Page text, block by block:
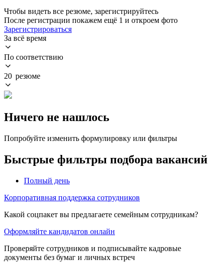
Чтобы видеть все резюме, зарегистрируйтесь
После регистрации покажем ещё 1 и откроем фото
Зарегистрироваться
За всё время
По соответствию
20 резюме
Ничего не нашлось
Попробуйте изменить формулировку или фильтры
Быстрые фильтры подбора вакансий
Полный день
Корпоративная поддержка сотрудников
Какой соцпакет вы предлагаете семейным сотрудникам?
Оформляйте кандидатов онлайн
Проверяйте сотрудников и подписывайте кадровые
документы без бумаг и личных встреч